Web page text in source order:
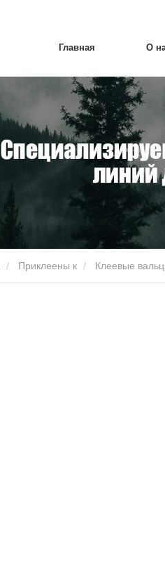
Главная О
Приклеены к Клеевые